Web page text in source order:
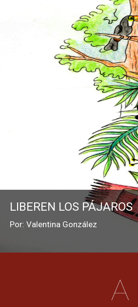
LIBEREN LOS PÁJAROS
Por: Valentina González
A